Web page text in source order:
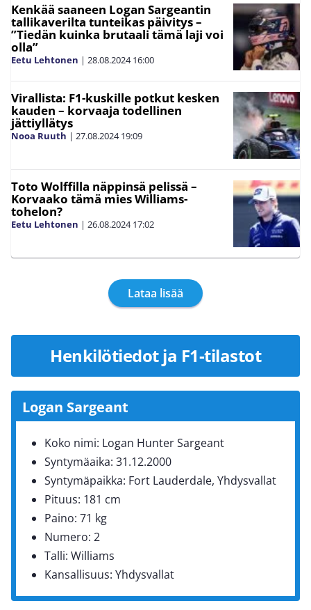
Kenkää saaneen Logan Sargeantin
tallikaverilta tunteikas päivitys –
”Tiedän kuinka brutaali tämä laji voi
olla”
Eetu Lehtonen | 28.08.2024 16:00
Virallista: F1-kuskille potkut kesken
kauden – korvaaja todellinen
jättiyllätys
Nooa Ruuth | 27.08.2024 19:09
Toto Wolffilla näppinsä pelissä –
Korvaako tämä mies Williams-
tohelon?
Eetu Lehtonen | 26.08.2024 17:02
Lataa lisää
Henkilötiedot ja F1-tilastot
Logan Sargeant
Koko nimi: Logan Hunter Sargeant
Syntymäaika: 31.12.2000
Syntymäpaikka: Fort Lauderdale, Yhdysvallat
Pituus: 181 cm
Paino: 71 kg
Numero: 2
Talli: Williams
Kansallisuus: Yhdysvallat